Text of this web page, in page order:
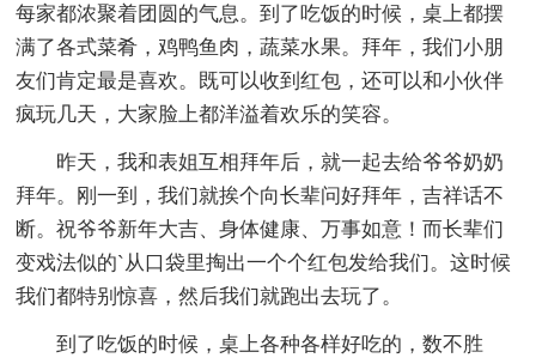
每家都浓聚着团圆的气息。到了吃饭的时候，桌上都摆
满了各式菜肴，鸡鸭鱼肉，蔬菜水果。拜年，我们小朋
友们肯定最是喜欢。既可以收到红包，还可以和小伙伴
疯玩几天，大家脸上都洋溢着欢乐的笑容。
昨天，我和表姐互相拜年后，就一起去给爷爷奶奶
拜年。刚一到，我们就挨个向长辈问好拜年，吉祥话不
断。祝爷爷新年大吉、身体健康、万事如意！而长辈们
变戏法似的`从口袋里掏出一个个红包发给我们。这时候
我们都特别惊喜，然后我们就跑出去玩了。
到了吃饭的时候，桌上各种各样好吃的，数不胜